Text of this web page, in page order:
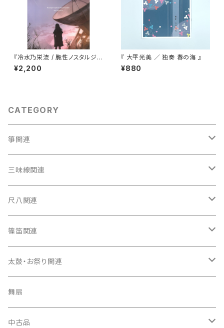
『冷水乃栄流 / 脆性ノスタルジ
ア』
¥2,200
『 大平光美 ／ 独奏 春の海 』
¥880
CATEGORY
箏関連
箏（本体）
箏カバー
箏袋
口前袋・尾布
爪・爪輪
爪入
三味線関連
三味線（本体）
三味線ケース
長トランク・三ツ折トランク
ソフトケース
雨用カバー
長袋・三ツ組袋・胴袋
胴掛
尺八関連
尺八（本体）
尺八袋
歌口キャップ
つゆ切り
篠笛関連
篠笛（本体）
お祭り用６穴
お祭り用７穴
篠笛袋
太鼓・お祭り関連
太鼓（本体）
太鼓撥
舞扇
中古品